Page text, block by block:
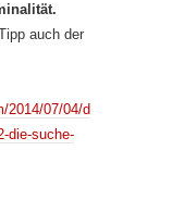
auch der
2014/07/04/d
die-suche-